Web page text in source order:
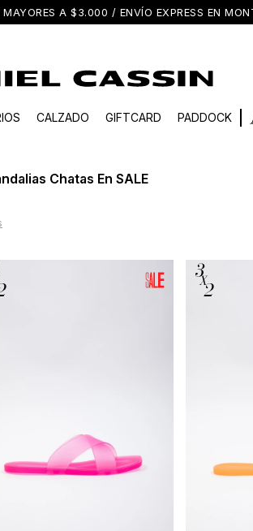
A $3.000 / ENVÍO EXPRESS EN
CALZADO GIFTCARD PADDOCK
Chatas En SALE